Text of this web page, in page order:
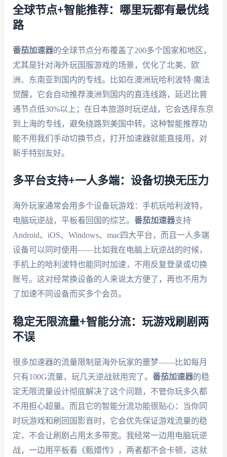
全球节点+智能推荐：哪里玩都有最优线
路
番茄加速器的全球节点分布覆盖了200多个国家和地区，
尤其是针对海外玩国服游戏的场景，优化了北美、欧
洲、东南亚到国内的专线。比如在澳洲玩哈利波特·魔法
觉醒，它会自动推荐澳洲到国内的直连线路，延迟比普
通节点低30%以上；在日本旅游时玩逆战，它会选择东京
到上海的专线，避免绕路到美国中转。这种智能推荐功
能不用我们手动切换节点，打开加速器就能直接用，对
新手特别友好。
多平台支持+一人多端：设备切换无压力
海外玩家通常会用多个设备玩游戏：手机玩哈利波特，
电脑玩逆战，平板看回国的综艺。 番茄加速器支持
Android、iOS、Windows、mac四大平台，而且一人多端
设备可以同时使用——比如我在电脑上玩逆战的时候，
手机上的哈利波特也能同时加速，不用反复登录或切换
账号。这对经常换设备的人来说太方便了，再也不用为
了加速不同设备而买多个会员。
稳定无限流量+智能分流：玩游戏刷剧两
不误
很多加速器的流量限制是海外玩家的噩梦——比如每月
只有100G流量，玩几天逆战就用完了。 番茄加速器的稳
定无限流量设计彻底解决了这个问题，不管你玩多久都
不用担心超量。而且它的智能分流功能很贴心：当你同
时玩游戏和刷回国影音时，它会优先保证游戏流量的稳
定，不会让刷剧占用太多带宽。我经常一边用电脑玩逆
战，一边用平板看《甄嬛传》，两者都不会卡顿，这就